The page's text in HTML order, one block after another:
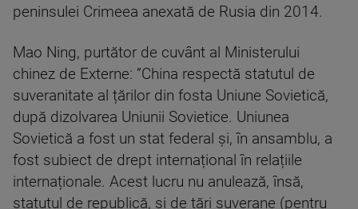
peninsulei Crimeea anexată de Rusia din 2014.
Mao Ning, purtător de cuvânt al Ministerului
chinez de Externe: ”China respectă statutul de
suveranitate al țărilor din fosta Uniune Sovietică,
după dizolvarea Uniunii Sovietice. Uniunea
Sovietică a fost un stat federal și, în ansamblu, a
fost subiect de drept internațional în relațiile
internaționale. Acest lucru nu anulează, însă,
statutul de republică, și de țări suverane (pentru